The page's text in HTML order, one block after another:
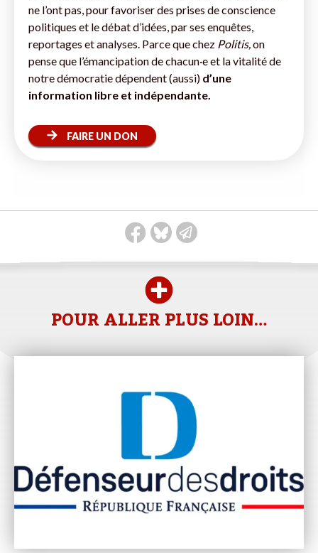
ne l’ont pas, pour favoriser des prises de conscience
politiques et le débat d’idées, par ses enquêtes,
reportages et analyses. Parce que chez Politis, on
pense que l’émancipation de chacun·e et la vitalité de
notre démocratie dépendent (aussi) d’une
information libre et indépendante.
FAIRE UN DON
POUR ALLER PLUS LOIN…